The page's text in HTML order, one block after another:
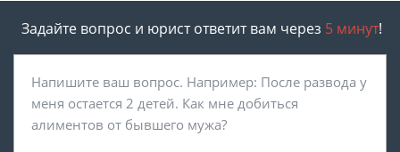
Задайте вопрос и юрист ответит вам через 5 минут!